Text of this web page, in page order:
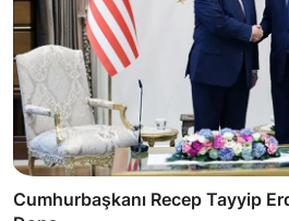
Cumhurbaşkanı Recep Tayyip